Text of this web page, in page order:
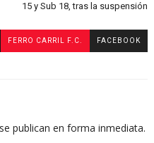
15 y Sub 18, tras la suspensión
FERRO CARRIL F.C. FACEBOOK
publican en forma inmediata.